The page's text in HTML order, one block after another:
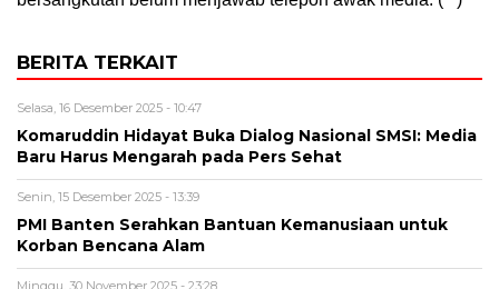
BERITA TERKAIT
Selasa, 16 Desember 2025 - 10:47
Komaruddin Hidayat Buka Dialog Nasional SMSI: Media
Baru Harus Mengarah pada Pers Sehat
Senin, 15 Desember 2025 - 13:39
PMI Banten Serahkan Bantuan Kemanusiaan untuk
Korban Bencana Alam